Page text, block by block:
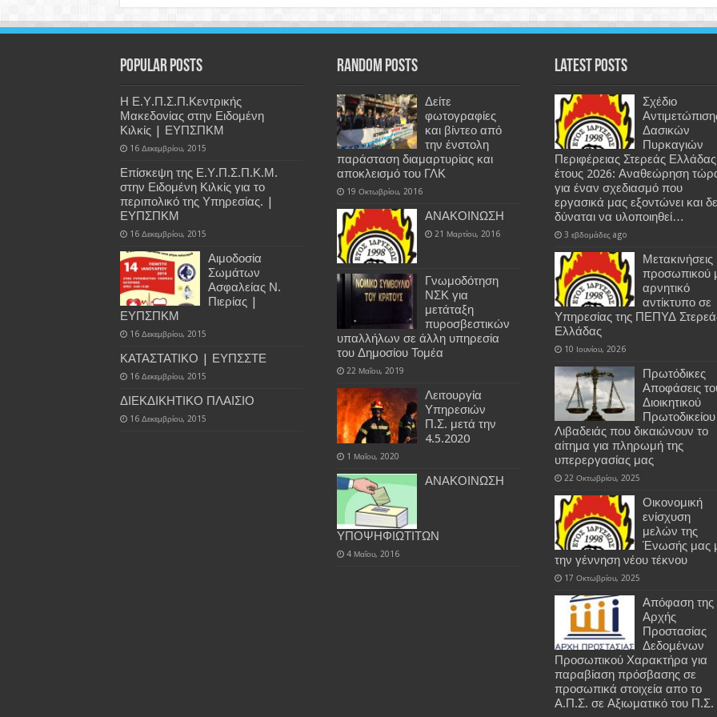
Popular Posts
Η Ε.Υ.Π.Σ.Π.Κεντρικής
Μακεδονίας στην Ειδομένη
Κιλκίς | ΕΥΠΣΠΚΜ
16 Δεκεμβρίου, 2015
Επίσκεψη της Ε.Υ.Π.Σ.Π.Κ.Μ.
στην Ειδομένη Κιλκίς για το
περιπολικό της Υπηρεσίας. |
ΕΥΠΣΠΚΜ
16 Δεκεμβρίου, 2015
Αιμοδοσία
Σωμάτων
Ασφαλείας Ν.
Πιερίας |
ΕΥΠΣΠΚΜ
16 Δεκεμβρίου, 2015
ΚΑΤΑΣΤΑΤΙΚΟ | ΕΥΠΣΣΤΕ
16 Δεκεμβρίου, 2015
ΔΙΕΚΔΙΚΗΤΙΚΟ ΠΛΑΙΣΙΟ
16 Δεκεμβρίου, 2015
Random Posts
Δείτε
φωτογραφίες
και βίντεο από
την ένστολη
παράσταση διαμαρτυρίας και
αποκλεισμό του ΓΛΚ
19 Οκτωβρίου, 2016
ΑΝΑΚΟΙΝΩΣΗ
21 Μαρτίου, 2016
Γνωμοδότηση
ΝΣΚ για
μετάταξη
πυροσβεστικών
υπαλλήλων σε άλλη υπηρεσία
του Δημοσίου Τομέα
22 Μαΐου, 2019
Λειτουργία
Υπηρεσιών
Π.Σ. μετά την
4.5.2020
1 Μαΐου, 2020
ΑΝΑΚΟΙΝΩΣΗ
ΥΠΟΨΗΦΙΩΤΙΤΩΝ
4 Μαΐου, 2016
Latest Posts
Σχέδιο
Δασικών
Πυρκαγιών
Περιφέρειας Στερεάς Ελλάδας
έτους 2026: Αναθεώρηση
για έναν σχεδιασμό που
εργασικά μας εξοντώνει και
δύναται να υλοποιηθεί…
3 εβδομάδες ago
Μετακινήσεις
προσωπικού
αρνητικό
αντίκτυπο σε
Υπηρεσίας της ΠΕΠΥΔ
Ελλάδας
10 Ιουνίου, 2026
Πρωτόδικες
Αποφάσεις
Διοικητικού
Πρωτοδικείου
Λιβαδειάς που δικαιώνουν το
αίτημα για πληρωμή της
υπερεργασίας μας
22 Οκτωβρίου, 2025
Οικονομική
ενίσχυση
μελών της
Ένωσής μας
την γέννηση νέου τέκνου
17 Οκτωβρίου, 2025
Απόφαση της
Αρχής
Προστασίας
Δεδομένων
Προσωπικού Χαρακτήρα για
παραβίαση πρόσβασης σε
προσωπικά στοιχεία απο το
Α.Π.Σ. σε Αξιωματικό του Π.Σ.